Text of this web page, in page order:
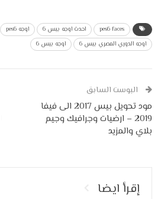
pes6 faces احدث اوجه بيس 6 اوجه pes6
اوجه الدوري المصري بيس 6
اوجه بيس 6
البوست السابق
مود تحويل بيس 2017 الى فيفا
2019 – ارضيات وجرافيك وجيم
بلاي والمزيد
إقرأ ايضا